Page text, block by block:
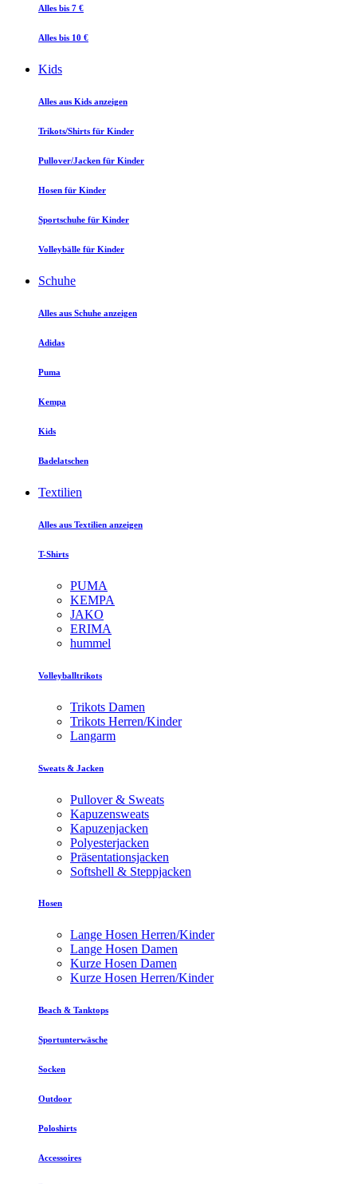
Alles bis 7 €
Alles bis 10 €
Kids
Alles aus Kids anzeigen
Trikots/Shirts für Kinder
Pullover/Jacken für Kinder
Hosen für Kinder
Sportschuhe für Kinder
Volleybälle für Kinder
Schuhe
Alles aus Schuhe anzeigen
Adidas
Puma
Kempa
Kids
Badelatschen
Textilien
Alles aus Textilien anzeigen
T-Shirts
PUMA
KEMPA
JAKO
ERIMA
hummel
Volleyballtrikots
Trikots Damen
Trikots Herren/Kinder
Langarm
Sweats & Jacken
Pullover & Sweats
Kapuzensweats
Kapuzenjacken
Polyesterjacken
Präsentationsjacken
Softshell & Steppjacken
Hosen
Lange Hosen Herren/Kinder
Lange Hosen Damen
Kurze Hosen Damen
Kurze Hosen Herren/Kinder
Beach & Tanktops
Sportunterwäsche
Socken
Outdoor
Poloshirts
Accessoires